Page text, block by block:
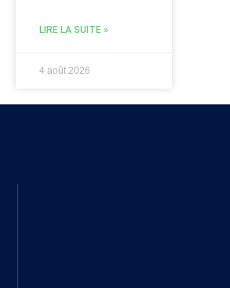
LIRE LA SUITE »
4 août 2026